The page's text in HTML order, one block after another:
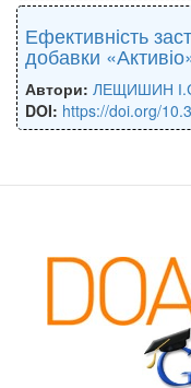
Ефективність
добавки
Автори: ЛЕЩИШИН
DOI: https://doi.org/